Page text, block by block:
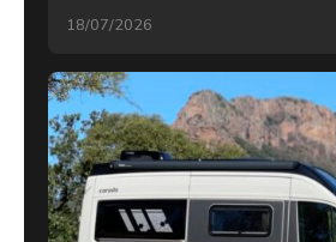
18/07/2026